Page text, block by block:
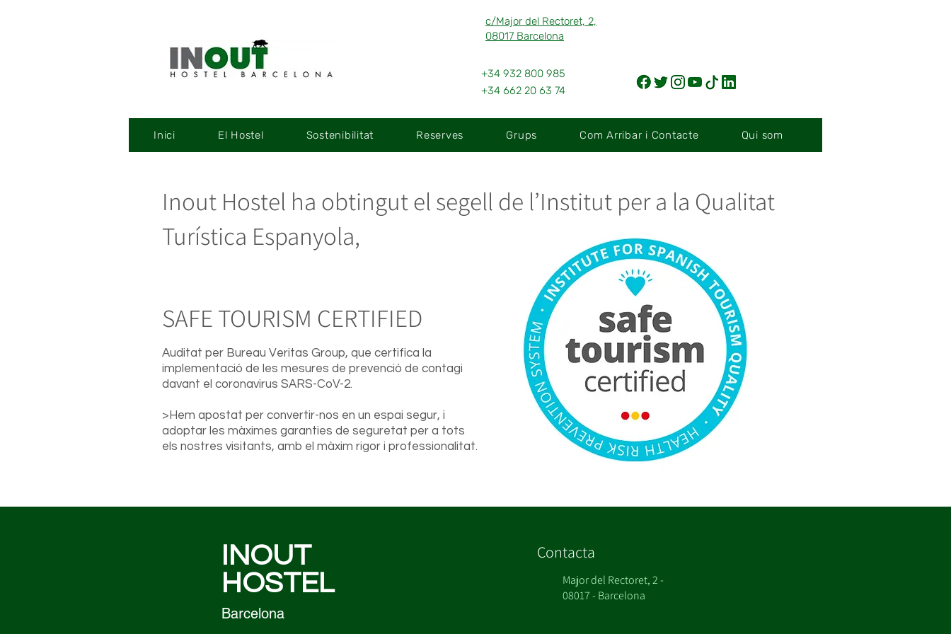
c/Major del Rectoret, 2,
08017 Barcelona
+34 932 800 985
+34 662 20 63 74
Inici El Hostel Sostenibilitat Reserves Grups Com Arribar i Contacte Qui som
Inout Hostel ha obtingut el segell de l’Institut per a la Qualitat
Turística Espanyola,
SAFE TOURISM CERTIFIED
Auditat per Bureau Veritas Group, que certifica la
implementació de les mesures de prevenció de contagi
davant el coronavirus SARS-CoV-2.
>Hem apostat per convertir-nos en un espai segur, i
adoptar les màximes garanties de seguretat per a tots
els nostres visitants, amb el màxim rigor i professionalitat.
INOUT
HOSTEL
Barcelona
Contacta
Major del Rectoret, 2 -
08017 - Barcelona